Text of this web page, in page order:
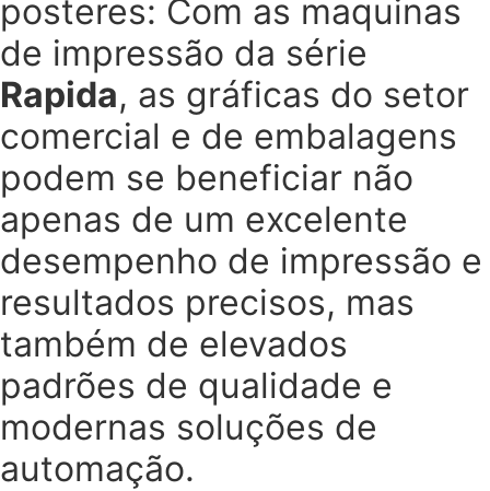
posteres: Com as maquinas
de impressão da série
Rapida, as gráficas do setor
comercial e de embalagens
podem se beneficiar não
apenas de um excelente
desempenho de impressão e
resultados precisos, mas
também de elevados
padrões de qualidade e
modernas soluções de
automação.